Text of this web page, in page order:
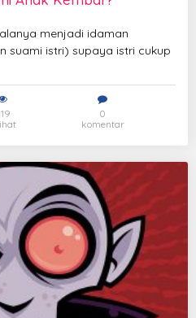
menjadi idaman
suami istri) supaya istri cukup
0
komentar